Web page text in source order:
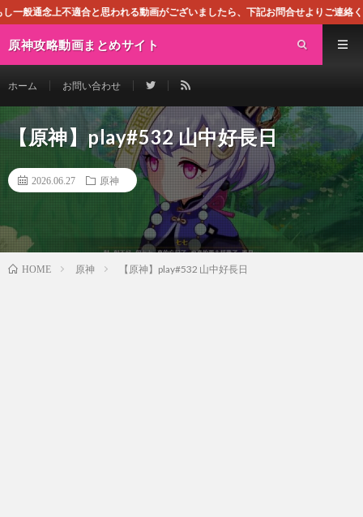
思われる動画がございましたら、下記お問合せよりご連絡ください。即刻
原神攻略動画まとめサイト
ホーム お問い合わせ
【原神】play#532 山中好長日
2026.06.27 原神
HOME 原神 【原神】play#532 山中好長日